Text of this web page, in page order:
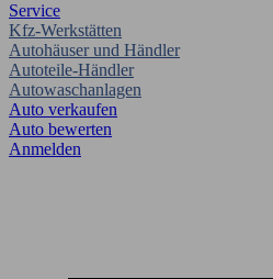
Service
Kfz-Werkstätten
Autohäuser und Händler
Autoteile-Händler
Autowaschanlagen
Auto verkaufen
Auto bewerten
Anmelden